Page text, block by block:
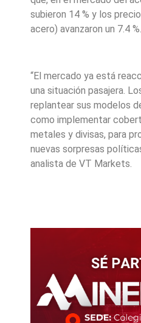
subieron 14 % y los
acero) avanzaron un 7.4 %.
“El mercado ya está
una situación pasajera.
replantear sus modelos
como implementar
metales y divisas, para
nuevas sorpresas
analista de VT Markets.